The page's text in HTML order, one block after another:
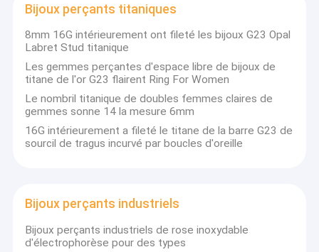
Bijoux perçants titaniques
8mm 16G intérieurement ont fileté les bijoux G23 Opal
Labret Stud titanique
Les gemmes perçantes d'espace libre de bijoux de
titane de l'or G23 flairent Ring For Women
Le nombril titanique de doubles femmes claires de
gemmes sonne 14 la mesure 6mm
16G intérieurement a fileté le titane de la barre G23 de
sourcil de tragus incurvé par boucles d'oreille
Bijoux perçants industriels
Bijoux perçants industriels de rose inoxydable
d'électrophorèse pour des types